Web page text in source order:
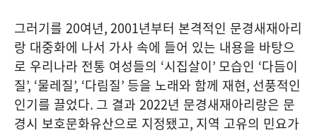
그러기를 20여년, 2001년부터 본격적인 문경새재아리
랑 대중화에 나서 가사 속에 들어 있는 내용을 바탕으
로 우리나라 전통 여성들의 ‘시집살이’ 모습인 ‘다듬이
질’, ‘물레질’, ‘다림질’ 등을 노래와 함께 재현, 선풍적인
인기를 끌었다. 그 결과 2022년 문경새재아리랑은 문
경시 보호문화유산으로 지정됐고, 지역 고유의 민요가